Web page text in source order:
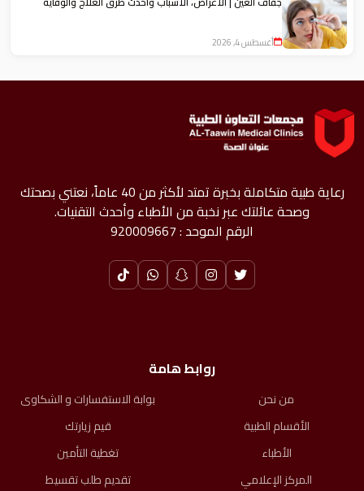
أغسطس 4, 2026
رعاية طبية متكاملة بخبرة تمتد لأكثر من 40 عاماً، نعتني بصحتك
وصحة عائلتك عبر نخبة من الأطباء وأحدث التقنيات.
الرقم الموحد : 920009667
روابط هامة
من نحن
الأقسام الطبية
الأطباء
المركز الإعلامي
بوابة الاستفسارات و الشكاوى
قيم زيارتك
تغطية التأمين
تقديم طلب تقسيط